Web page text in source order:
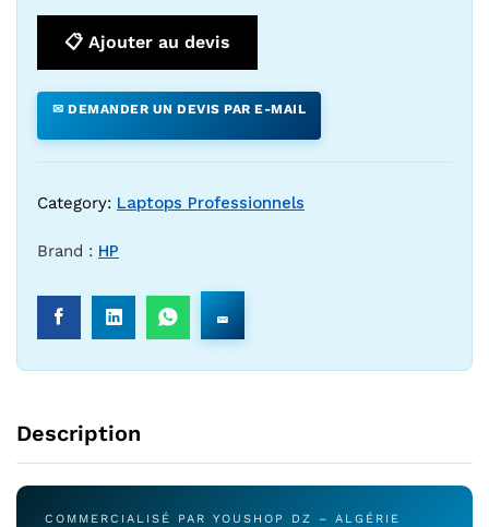
📋 Ajouter au devis
✉ DEMANDER UN DEVIS PAR E-MAIL
Category: Laptops Professionnels
Brand : HP
Description
COMMERCIALISÉ PAR YOUSHOP DZ – ALGÉRIE